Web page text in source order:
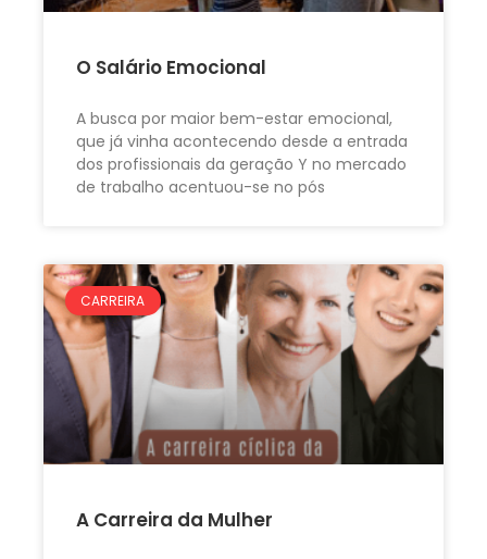
O Salário Emocional
A busca por maior bem-estar emocional,
que já vinha acontecendo desde a entrada
dos profissionais da geração Y no mercado
de trabalho acentuou-se no pós
CARREIRA
A Carreira da Mulher